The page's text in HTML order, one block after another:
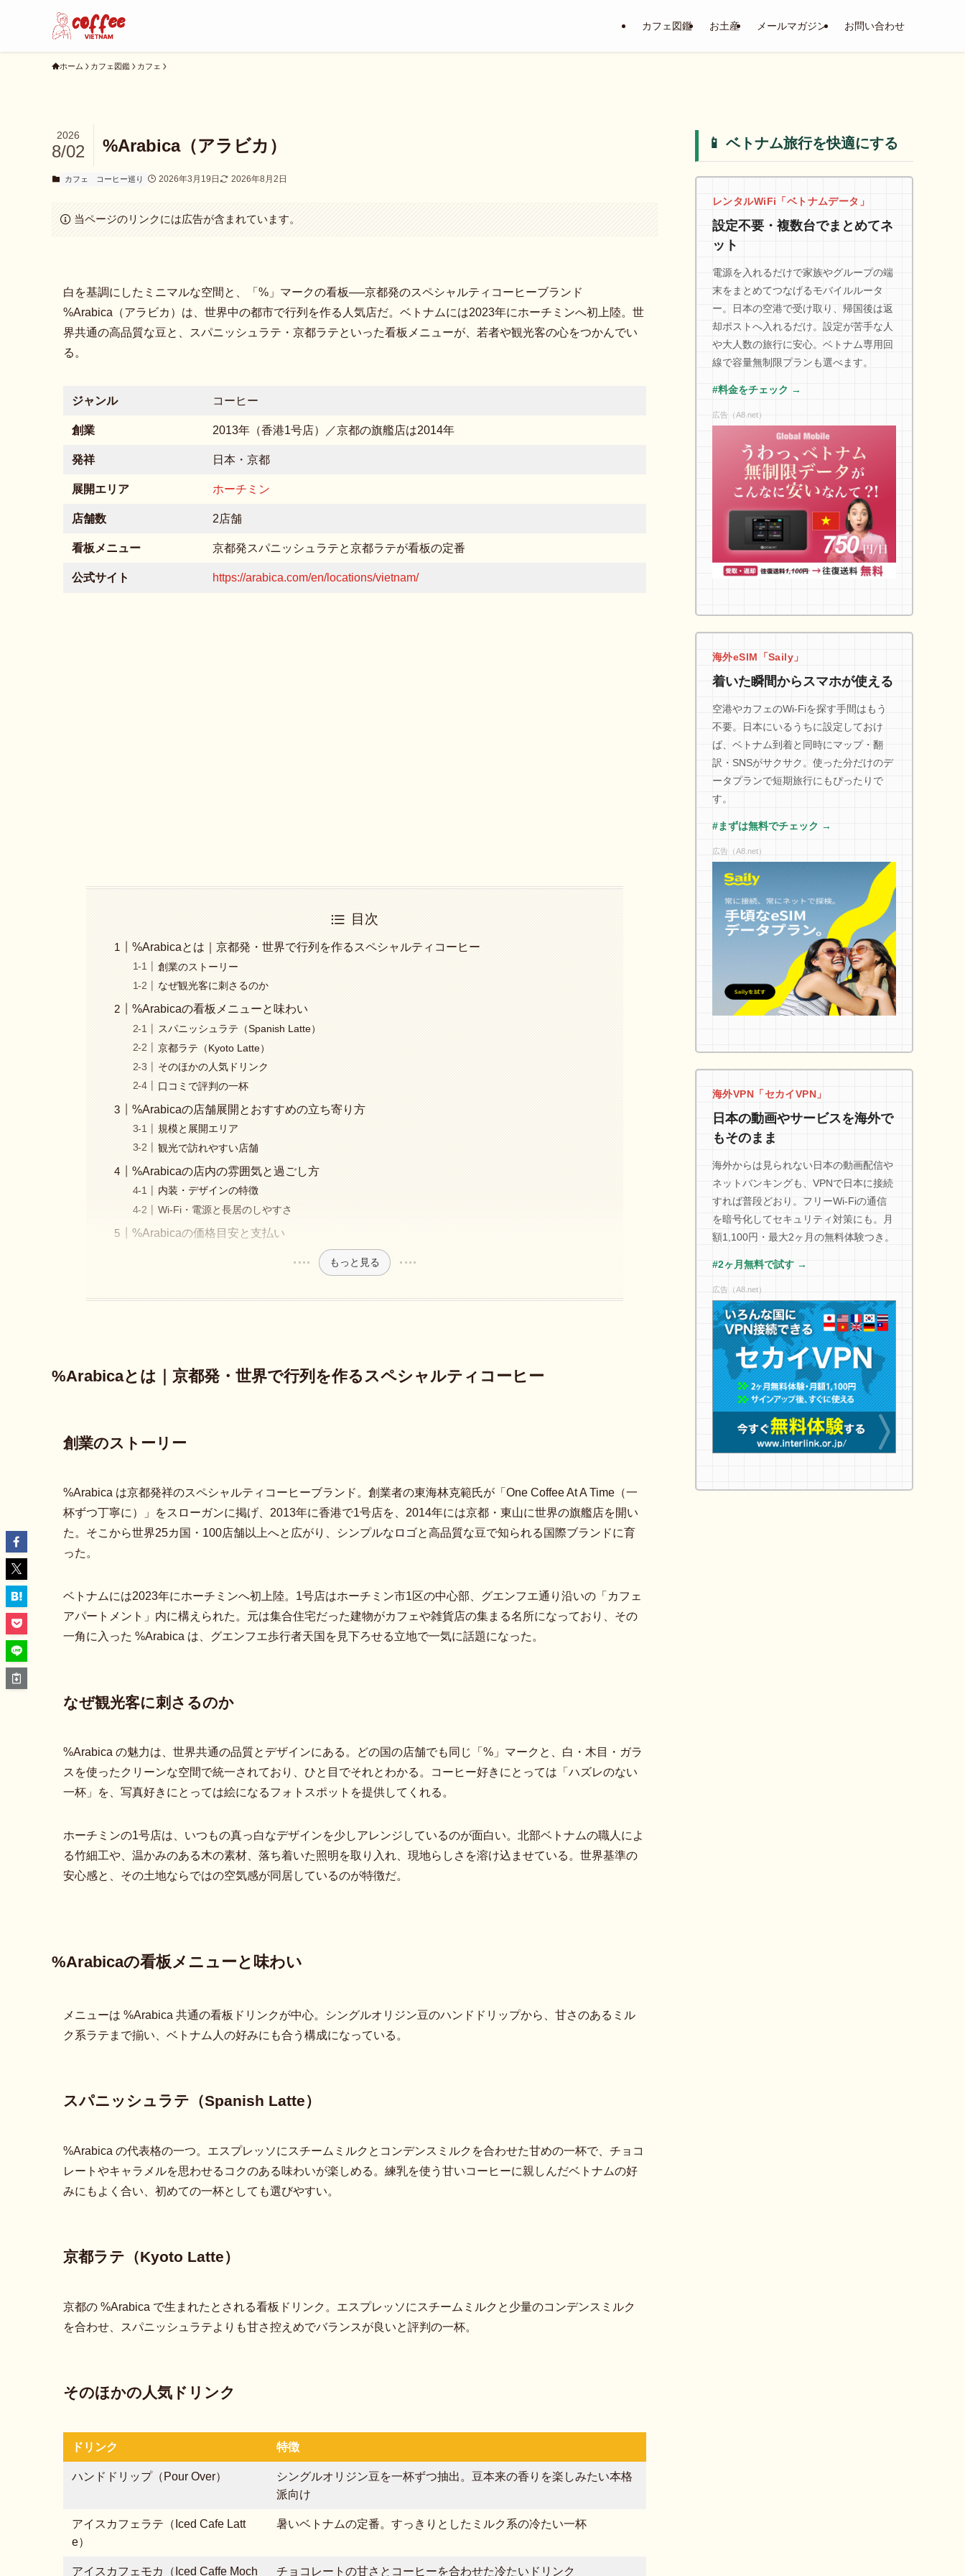
カフェ図鑑 お土産 メールマガジン お問い合わせ
ホーム カフェ図鑑 カフェ
%Arabica（アラビカ）
2026
8/02
カフェ コーヒー巡り 2026年3月19日 2026年8月2日
当ページのリンクには広告が含まれています。
白を基調にしたミニマルな空間と、「%」マークの看板──京都発のスペシャルティコーヒーブランド
%Arabica（アラビカ）は、世界中の都市で行列を作る人気店だ。ベトナムには2023年にホーチミンへ初上陸。世
界共通の高品質な豆と、スパニッシュラテ・京都ラテといった看板メニューが、若者や観光客の心をつかんでい
る。
ジャンル コーヒー
創業 2013年（香港1号店）／京都の旗艦店は2014年
発祥 日本・京都
展開エリア ホーチミン
店舗数 2店舗
看板メニュー 京都発スパニッシュラテと京都ラテが看板の定番
公式サイト https://arabica.com/en/locations/vietnam/
目次
%Arabicaとは｜京都発・世界で行列を作るスペシャルティコーヒー
創業のストーリー
なぜ観光客に刺さるのか
%Arabicaの看板メニューと味わい
スパニッシュラテ（Spanish Latte）
京都ラテ（Kyoto Latte）
そのほかの人気ドリンク
口コミで評判の一杯
%Arabicaの店舗展開とおすすめの立ち寄り方
規模と展開エリア
観光で訪れやすい店舗
%Arabicaの店内の雰囲気と過ごし方
内装・デザインの特徴
Wi-Fi・電源と長居のしやすさ
%Arabicaの価格目安と支払い
もっと見る
%Arabicaとは｜京都発・世界で行列を作るスペシャルティコーヒー
創業のストーリー
%Arabica は京都発祥のスペシャルティコーヒーブランド。創業者の東海林克範氏が「One Coffee At A Time（一
杯ずつ丁寧に）」をスローガンに掲げ、2013年に香港で1号店を、2014年には京都・東山に世界の旗艦店を開い
た。そこから世界25カ国・100店舗以上へと広がり、シンプルなロゴと高品質な豆で知られる国際ブランドに育
った。
ベトナムには2023年にホーチミンへ初上陸。1号店はホーチミン市1区の中心部、グエンフエ通り沿いの「カフェ
アパートメント」内に構えられた。元は集合住宅だった建物がカフェや雑貨店の集まる名所になっており、その
一角に入った %Arabica は、グエンフエ歩行者天国を見下ろせる立地で一気に話題になった。
なぜ観光客に刺さるのか
%Arabica の魅力は、世界共通の品質とデザインにある。どの国の店舗でも同じ「%」マークと、白・木目・ガラ
スを使ったクリーンな空間で統一されており、ひと目でそれとわかる。コーヒー好きにとっては「ハズレのない
一杯」を、写真好きにとっては絵になるフォトスポットを提供してくれる。
ホーチミンの1号店は、いつもの真っ白なデザインを少しアレンジしているのが面白い。北部ベトナムの職人によ
る竹細工や、温かみのある木の素材、落ち着いた照明を取り入れ、現地らしさを溶け込ませている。世界基準の
安心感と、その土地ならではの空気感が同居しているのが特徴だ。
%Arabicaの看板メニューと味わい
メニューは %Arabica 共通の看板ドリンクが中心。シングルオリジン豆のハンドドリップから、甘さのあるミル
ク系ラテまで揃い、ベトナム人の好みにも合う構成になっている。
スパニッシュラテ（Spanish Latte）
%Arabica の代表格の一つ。エスプレッソにスチームミルクとコンデンスミルクを合わせた甘めの一杯で、チョコ
レートやキャラメルを思わせるコクのある味わいが楽しめる。練乳を使う甘いコーヒーに親しんだベトナムの好
みにもよく合い、初めての一杯としても選びやすい。
京都ラテ（Kyoto Latte）
京都の %Arabica で生まれたとされる看板ドリンク。エスプレッソにスチームミルクと少量のコンデンスミルク
を合わせ、スパニッシュラテよりも甘さ控えめでバランスが良いと評判の一杯。
そのほかの人気ドリンク
ドリンク 特徴
ハンドドリップ（Pour Over）
シングルオリジン豆を一杯ずつ抽出。豆本来の香りを楽しみたい本格
派向け
アイスカフェラテ（Iced Cafe Latt
e）
暑いベトナムの定番。すっきりとしたミルク系の冷たい一杯
アイスカフェモカ（Iced Caffe Moch チョコレートの甘さとコーヒーを合わせた冷たいドリンク
📱 ベトナム旅行を快適にする
レンタルWiFi「ベトナムデータ」
設定不要・複数台でまとめてネ
ット
電源を入れるだけで家族やグループの端
末をまとめてつなげるモバイルルータ
ー。日本の空港で受け取り、帰国後は返
却ポストへ入れるだけ。設定が苦手な人
や大人数の旅行に安心。ベトナム専用回
線で容量無制限プランも選べます。
#料金をチェック →
広告（A8.net）
海外eSIM「Saily」
着いた瞬間からスマホが使える
空港やカフェのWi-Fiを探す手間はもう
不要。日本にいるうちに設定しておけ
ば、ベトナム到着と同時にマップ・翻
訳・SNSがサクサク。使った分だけのデ
ータプランで短期旅行にもぴったりで
す。
#まずは無料でチェック →
広告（A8.net）
海外VPN「セカイVPN」
日本の動画やサービスを海外で
もそのまま
海外からは見られない日本の動画配信や
ネットバンキングも、VPNで日本に接続
すれば普段どおり。フリーWi-Fiの通信
を暗号化してセキュリティ対策にも。月
額1,100円・最大2ヶ月の無料体験つき。
#2ヶ月無料で試す →
広告（A8.net）